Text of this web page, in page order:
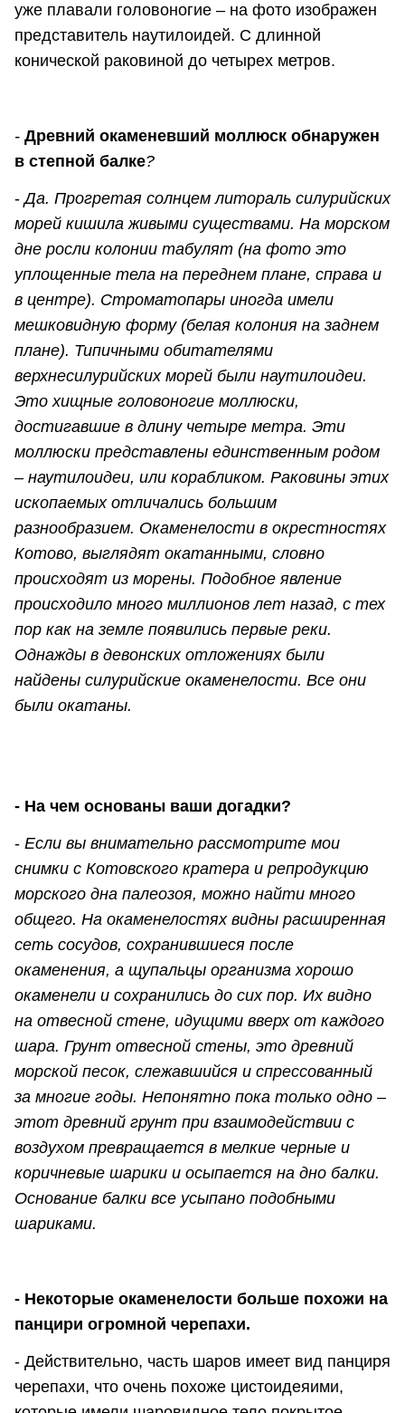
уже плавали головоногие – на фото изображен
представитель наутилоидей. С длинной
конической раковиной до четырех метров.
- Древний окаменевший моллюск обнаружен
в степной балке?
-Да. Прогретая солнцем литораль силурийских
морей кишила живыми существами. На морском
дне росли колонии табулят (на фото это
уплощенные тела на переднем плане, справа и
в центре). Строматопары иногда имели
мешковидную форму (белая колония на заднем
плане). Типичными обитателями
верхнесилурийских морей были наутилоидеи.
Это хищные головоногие моллюски,
достигавшие в длину четыре метра. Эти
моллюски представлены единственным родом
– наутилоидеи, или корабликом. Раковины этих
ископаемых отличались большим
разнообразием. Окаменелости в окрестностях
Котово, выглядят окатанными, словно
происходят из морены. Подобное явление
происходило много миллионов лет назад, с тех
пор как на земле появились первые реки.
Однажды в девонских отложениях были
найдены силурийские окаменелости. Все они
были окатаны.
- На чем основаны ваши догадки?
- Если вы внимательно рассмотрите мои
снимки с Котовского кратера и репродукцию
морского дна палеозоя, можно найти много
общего. На окаменелостях видны расширенная
сеть сосудов, сохранившиеся после
окаменения, а щупальцы организма хорошо
окаменели и сохранились до сих пор. Их видно
на отвесной стене, идущими вверх от каждого
шара. Грунт отвесной стены, это древний
морской песок, слежавшийся и спрессованный
за многие годы. Непонятно пока только одно –
этот древний грунт при взаимодействии с
воздухом превращается в мелкие черные и
коричневые шарики и осыпается на дно балки.
Основание балки все усыпано подобными
шариками.
- Некоторые окаменелости больше похожи на
панцири огромной черепахи.
- Действительно, часть шаров имеет вид панциря
черепахи, что очень похоже цистоидеяими,